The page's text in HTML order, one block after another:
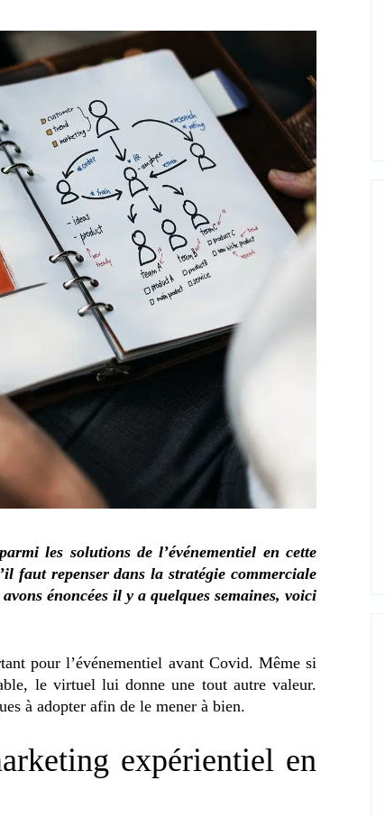
les solutions de l’événementiel en cette
faut repenser dans la stratégie commerciale
énoncées il y a quelques semaines, voici
pour l’événementiel avant Covid. Même si
le virtuel lui donne une tout autre valeur.
à adopter afin de le mener à bien.
expérientiel en